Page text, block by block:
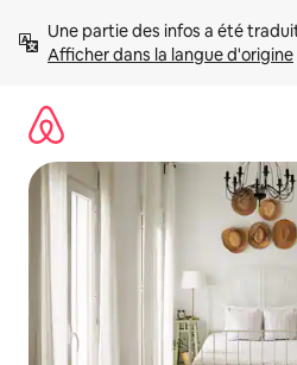
directement
Afficher dans la langue d'origine